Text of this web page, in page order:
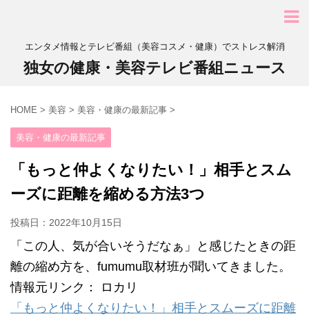
エンタメ情報とテレビ番組（美容コスメ・健康）でストレス解消
独女の健康・美容テレビ番組ニュース
HOME > 美容 > 美容・健康の最新記事 >
美容・健康の最新記事
「もっと仲よくなりたい！」相手とスム
ーズに距離を縮める方法3つ
投稿日： 2022年10月15日
「この人、気が合いそうだなぁ」と感じたときの距
離の縮め方を、fumumu取材班が聞いてきました。
情報元リンク： ロカリ
「もっと仲よくなりたい！」相手とスムーズに距離